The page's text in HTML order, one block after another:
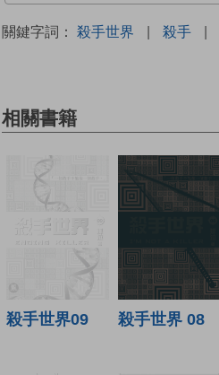
關鍵字詞： 殺手世界 | 殺手 |
相關書籍
殺手世界09 殺手世界 08